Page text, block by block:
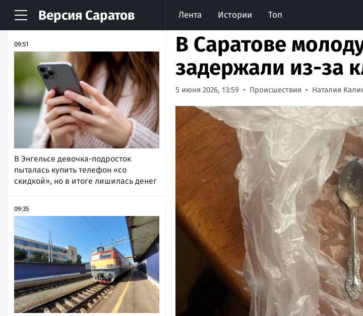
Версия Саратов Лента Истории Топ
НОВОСТИ АРХИВ
09:51
В Энгельсе девочка-подросток
пыталась купить телефон «со
скидкой», но в итоге лишилась денег
09:35
В Саратове
задержали из-за
5 июня 2026, 13:59 Происшествия Наталия